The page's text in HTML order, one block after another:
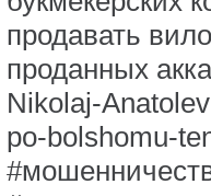
продавать
проданных
Nikolaj-
po-bolshomu-